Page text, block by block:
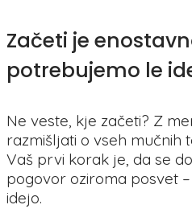
Začeti je
potrebujemo le
Ne veste, kje začeti? Z
razmišljati o vseh mučnih
Vaš prvi korak je, da se
pogovor oziroma posvet
idejo.